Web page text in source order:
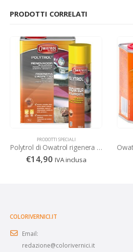
PRODOTTI CORRELATI
PRODOTTI SPECIALI
Polytrol di Owatrol rigenera l’aspetto di plastica, vernici, cromatura e tanto altro
€14,90 IVA inclusa
COLORIVERNICI.IT
Email:
redazione@colorivernici.it